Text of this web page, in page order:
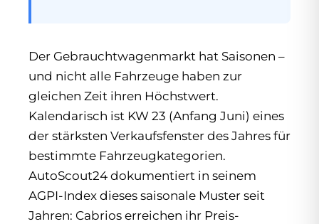
Der Gebrauchtwagenmarkt hat Saisonen –
und nicht alle Fahrzeuge haben zur
gleichen Zeit ihren Höchstwert.
Kalendarisch ist KW 23 (Anfang Juni) eines
der stärksten Verkaufsfenster des Jahres für
bestimmte Fahrzeugkategorien.
AutoScout24 dokumentiert in seinem
AGPI-Index dieses saisonale Muster seit
Jahren: Cabrios erreichen ihr Preis-